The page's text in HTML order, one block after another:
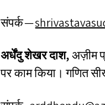
संपर्क —
अर्धेंदु शेखर दाश,अज़ीम
पर काम किया। गणित